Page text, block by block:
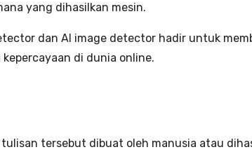
yang dihasilkan mesin.
dan AI image detector hadir untuk
di dunia online.
tersebut dibuat oleh manusia atau